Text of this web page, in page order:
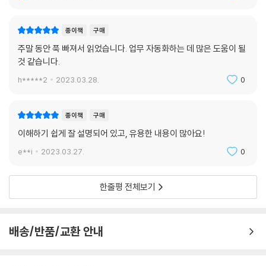
종이책 구매
주말 동안 푹 빠져서 읽었습니다. 업무 자동화하는 데 많은 도움이 될
것 같습니다.
h*****2 2023.03.28. 0
종이책 구매
이해하기 쉽게 잘 설명되어 있고, 유용한 내용이 많아요!
e**i 2023.03.27. 0
한줄평 전체보기
배송/반품/교환 안내